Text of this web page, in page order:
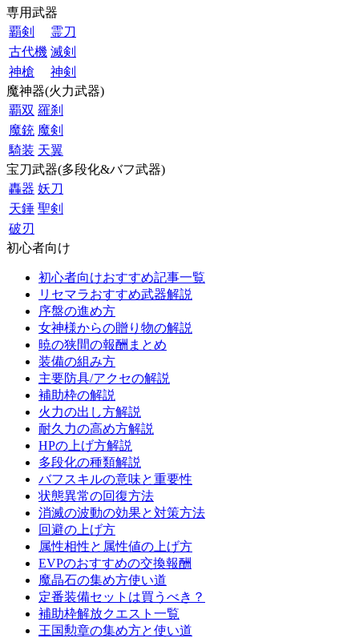
専用武器
覇剣
霊刀
古代機 滅剣
神槍
神剣
魔神器(火力武器)
覇双 羅刹
魔銃 魔剣
騎装 天翼
宝刀武器(多段化&バフ武器)
轟器 妖刀
天錘 聖剣
破刃
初心者向け
初心者向けおすすめ記事一覧
リセマラおすすめ武器解説
序盤の進め方
女神様からの贈り物の解説
暁の狭間の報酬まとめ
装備の組み方
主要防具/アクセの解説
補助枠の解説
火力の出し方解説
耐久力の高め方解説
HPの上げ方解説
多段化の種類解説
バフスキルの意味と重要性
状態異常の回復方法
消滅の波動の効果と対策方法
回避の上げ方
属性相性と属性値の上げ方
EVPのおすすめの交換報酬
魔晶石の集め方使い道
定番装備セットは買うべき？
補助枠解放クエスト一覧
王国勲章の集め方と使い道